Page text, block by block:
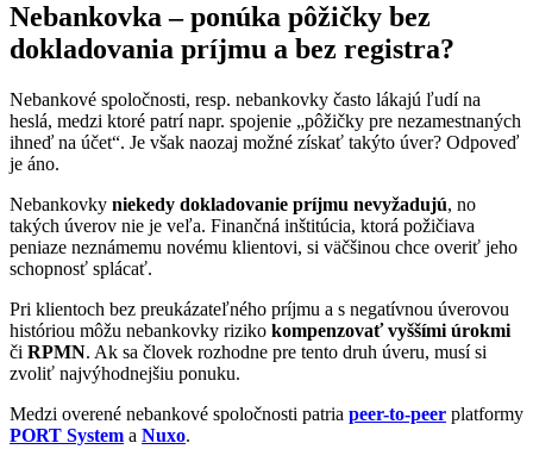
Nebankovka – ponúka pôžičky bez
dokladovania príjmu a bez registra?
Nebankové spoločnosti, resp. nebankovky často lákajú ľudí na
heslá, medzi ktoré patrí napr. spojenie „pôžičky pre nezamestnaných
ihneď na účet“. Je však naozaj možné získať takýto úver? Odpoveď
je áno.
Nebankovky niekedy dokladovanie príjmu nevyžadujú, no
takých úverov nie je veľa. Finančná inštitúcia, ktorá požičiava
peniaze neznámemu novému klientovi, si väčšinou chce overiť jeho
schopnosť splácať.
Pri klientoch bez preukázateľného príjmu a s negatívnou úverovou
históriou môžu nebankovky riziko kompenzovať vyššími úrokmi
či RPMN. Ak sa človek rozhodne pre tento druh úveru, musí si
zvoliť najvýhodnejšiu ponuku.
Medzi overené nebankové spoločnosti patria peer-to-peer platformy
PORT System a Nuxo.